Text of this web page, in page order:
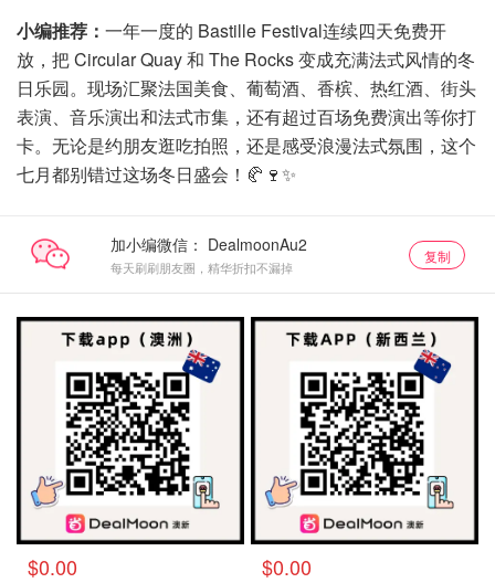
小编推荐： 一年一度的 Bastille Festival连续四天免费开
放，把 Circular Quay 和 The Rocks 变成充满法式风情的冬
日乐园。现场汇聚法国美食、葡萄酒、香槟、热红酒、街头
表演、音乐演出和法式市集，还有超过百场免费演出等你打
卡。无论是约朋友逛吃拍照，还是感受浪漫法式氛围，这个
七月都别错过这场冬日盛会！🥐🍷✨
加小编微信：
每天刷刷朋友圈，精华折扣不漏掉
复制
$0.00 $0.00